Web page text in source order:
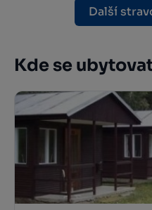
Další
Kde se